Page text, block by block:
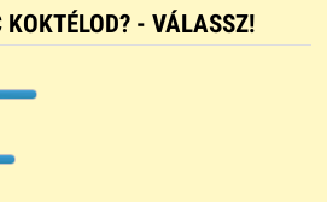
KOKTÉLOD? - VÁLASSZ!